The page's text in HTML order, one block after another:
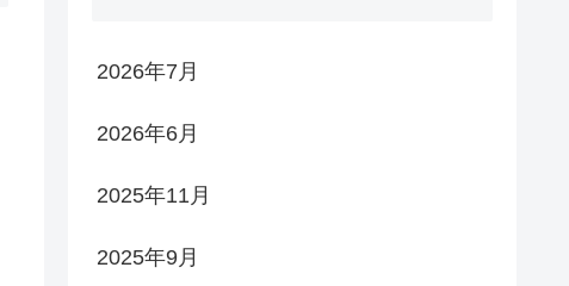
2026年7月
2026年6月
2025年11月
2025年9月